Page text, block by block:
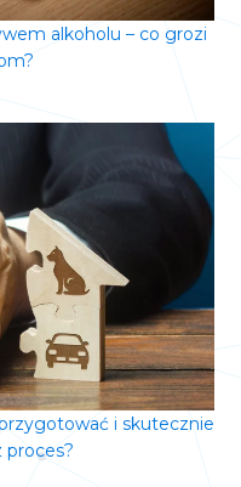
alkoholu – co grozi
i skutecznie
proces?